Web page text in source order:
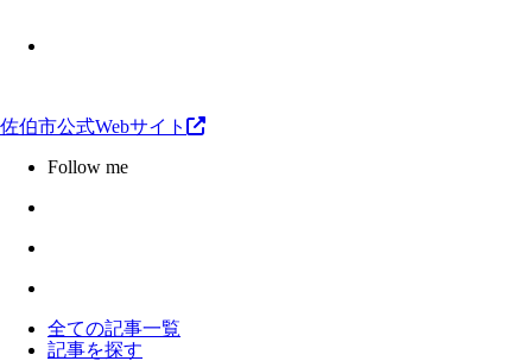
佐伯市公式Webサイト
Follow me
全ての記事一覧
記事を探す